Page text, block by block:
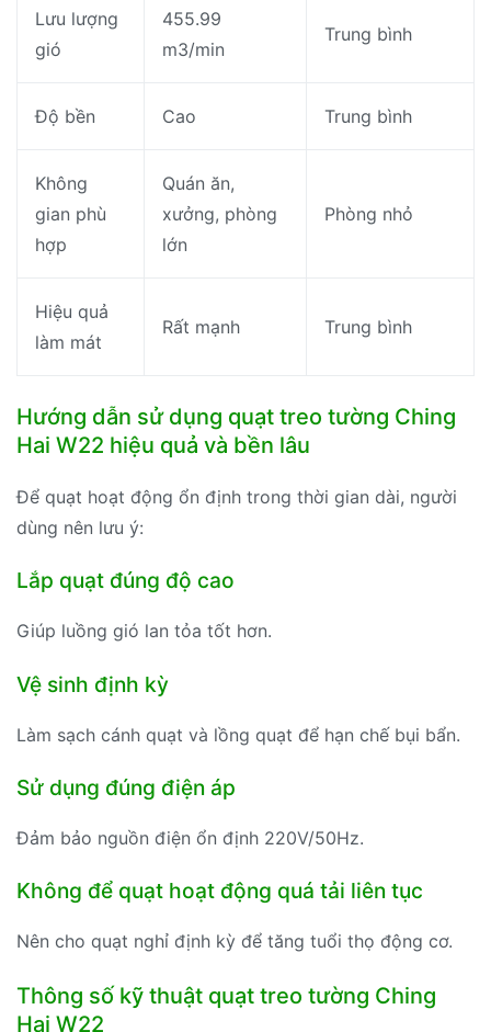
Lưu lượng
gió
455.99
m3/min
Trung bình
Độ bền Cao Trung bình
Không
gian phù
hợp
Quán ăn,
xưởng, phòng
lớn
Phòng nhỏ
Hiệu quả
làm mát
Rất mạnh Trung bình
Hướng dẫn sử dụng quạt treo tường Ching
Hai W22 hiệu quả và bền lâu
Để quạt hoạt động ổn định trong thời gian dài, người
dùng nên lưu ý:
Lắp quạt đúng độ cao
Giúp luồng gió lan tỏa tốt hơn.
Vệ sinh định kỳ
Làm sạch cánh quạt và lồng quạt để hạn chế bụi bẩn.
Sử dụng đúng điện áp
Đảm bảo nguồn điện ổn định 220V/50Hz.
Không để quạt hoạt động quá tải liên tục
Nên cho quạt nghỉ định kỳ để tăng tuổi thọ động cơ.
Thông số kỹ thuật quạt treo tường Ching
Hai W22